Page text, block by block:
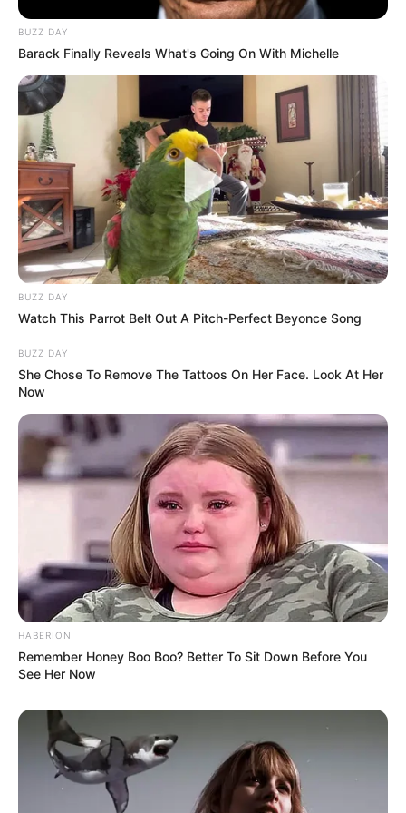
(foto: instagram/taskyanamya)
Biodata & Profil
Nama Lengkap: Taskya Giantri Namya
Nama Panggung: Taskya Namya
Nama Panggilan: Taskya
Tempat, Tanggal Lahir: Jakarta, 11 Januari 1994
Agama: Islam
Profesi: Aktris, Model, Presenter
Hobi: Travelling
Facebook: –
X: –
Treads:@taskyanamya
Instagram:
TikTok:@taskyanamya
Tinggi, Berat, & Penampilan Fisik
Tinggi Badan: 170 cm
Berat Badan: –
BUZZ DAY
Barack Finally Reveals What's Going On With Michelle
BUZZ DAY
Watch This Parrot Belt Out A Pitch-Perfect Beyonce Song
BUZZ DAY
She Chose To Remove The Tattoos On Her Face. Look At Her
Now
HABERION
Remember Honey Boo Boo? Better To Sit Down Before You
See Her Now